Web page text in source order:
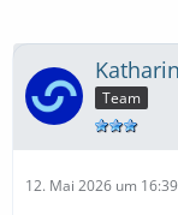
Team
12. Mai 2026 um 16:39